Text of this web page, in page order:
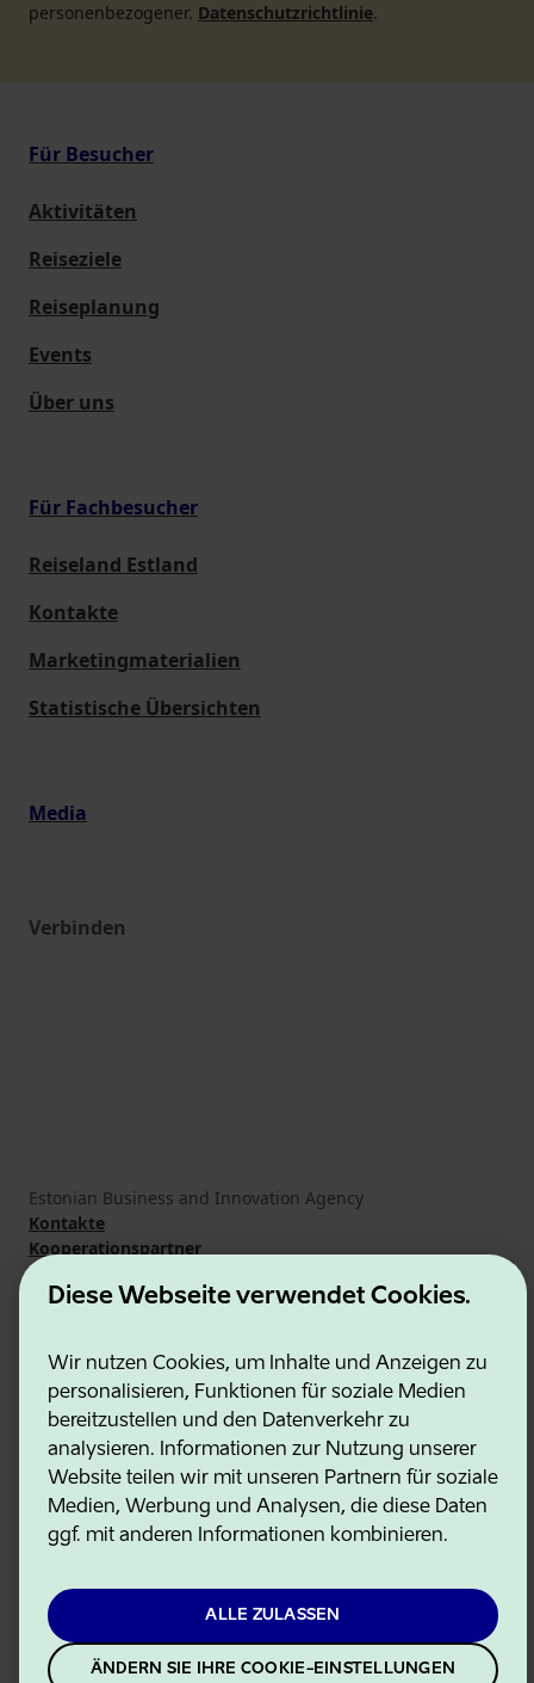
Diese Webseite verwendet Cookies.
Wir nutzen Cookies, um Inhalte und Anzeigen zu
personalisieren, Funktionen für soziale Medien
bereitzustellen und den Datenverkehr zu
analysieren. Informationen zur Nutzung unserer
Website teilen wir mit unseren Partnern für soziale
Medien, Werbung und Analysen, die diese Daten
ggf. mit anderen Informationen kombinieren.
ALLE ZULASSEN
ÄNDERN SIE IHRE COOKIE-EINSTELLUNGEN
personenbezogener. Datenschutzrichtlinie.
Für Besucher
Aktivitäten
Reiseziele
Reiseplanung
Events
Über uns
Für Fachbesucher
Reiseland Estland
Kontakte
Marketingmaterialien
Statistische Übersichten
Media
Verbinden
Estonian Business and Innovation Agency
Kontakte
Kooperationspartner
Nutzungsbedingungen
Cookie- und Datenschutzrichtlinie